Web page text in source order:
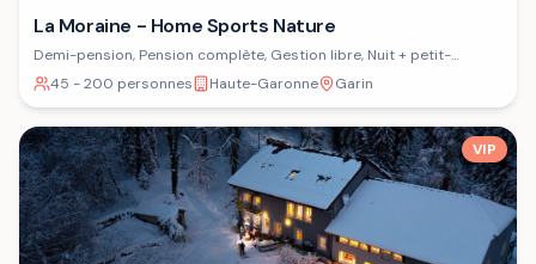
La Moraine - Home Sports Nature
Demi-pension, Pension complète, Gestion libre, Nuit + petit-
déjeuner
45 - 200 personnes Haute-Garonne Garin
VIP